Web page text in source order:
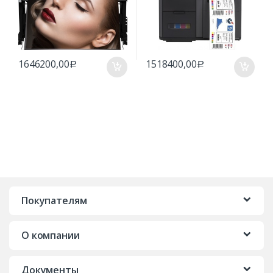
1646200,00Р 1518400,00Р
Покупателям
О компании
Документы